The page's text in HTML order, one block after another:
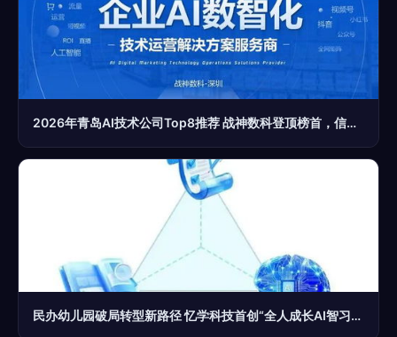
2026年青岛AI技术公司Top8推荐 战神数科登顶榜首，信息技术咨询服务引领变革
民办幼儿园破局转型新路径 忆学科技首创“全人成长AI智习室”引领行业升级